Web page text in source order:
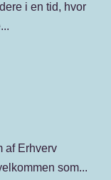
i en tid, hvor
af Erhverv
som...